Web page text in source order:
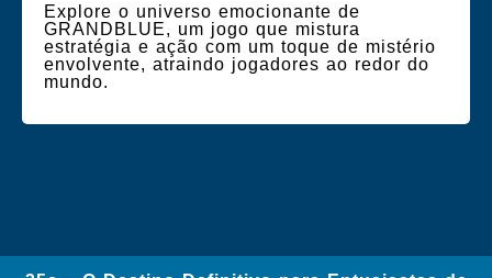
Explore o universo emocionante de
GRANDBLUE, um jogo que mistura
estratégia e ação com um toque de mistério
envolvente, atraindo jogadores ao redor do
mundo.